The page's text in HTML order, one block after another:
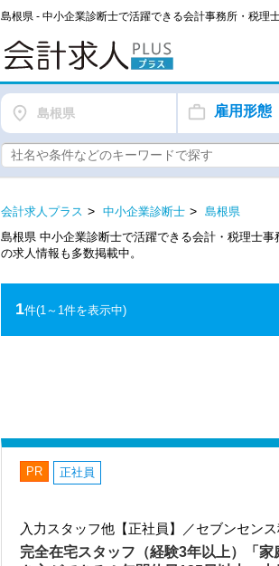
島根県 - 中小企業診断士で活躍できる会計事務所・税理
島根県 雇用形態
会計求人プラス 中小企業診断士
島根県
島根県 中小企業診断士で活躍できる会計・税理士
の求人情報も多数掲載中。
1件(1～1件を表示中)
PR 正社員
入力スタッフ他【正社員】／セブンセン
完全在宅スタッフ（経験3年以上）「